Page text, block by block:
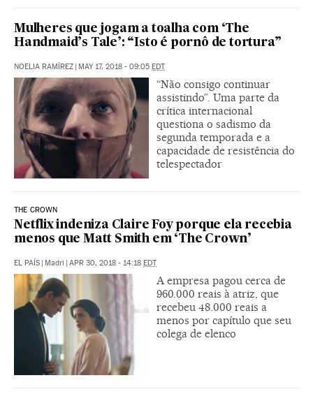
Mulheres que jogam a toalha com ‘The
Handmaid’s Tale’: “Isto é pornô de tortura”
NOELIA RAMÍREZ MAY 17, 2018 - 09:05 EDT
“Não consigo continuar
assistindo”. Uma parte da
crítica internacional
questiona o sadismo da
segunda temporada e a
capacidade de resistência do
telespectador
THE CROWN
Netflix indeniza Claire Foy porque ela recebia
menos que Matt Smith em ‘The Crown’
EL PAÍS Madri APR 30, 2018 - 14:18 EDT
A empresa pagou cerca de
960.000 reais à atriz, que
recebeu 48.000 reais a
menos por capítulo que seu
colega de elenco